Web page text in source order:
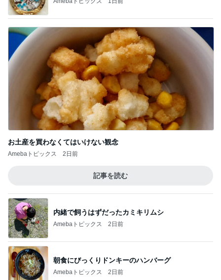
北斗晶 立て続く誕生日に大変な我が家
Amebaトピックス 12時間前
記事を読む
小川菜摘 1番好きかもしれない食事
ジャンル人気記事ランキング
1
★ワンピースがムームーに？！「360度キレ
イ見え」の必殺ワザはコレ♪
TOKYO REAL CLOTHES 大人世代のリアルクロー
2
共感したブログと韓国に行ったらやりたいこ
と
40代からの大人カジュアルを品良く着こなすファ